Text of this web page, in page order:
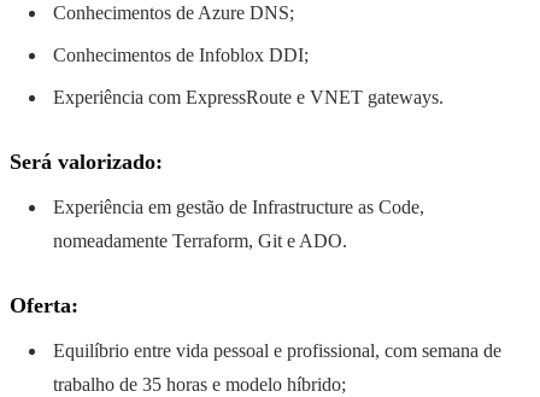
Conhecimentos de Azure DNS;
Conhecimentos de Infoblox DDI;
Experiência com ExpressRoute e VNET gateways.
Será valorizado:
Experiência em gestão de Infrastructure as Code,
nomeadamente Terraform, Git e ADO.
Oferta:
Equilíbrio entre vida pessoal e profissional, com semana de
trabalho de 35 horas e modelo híbrido;